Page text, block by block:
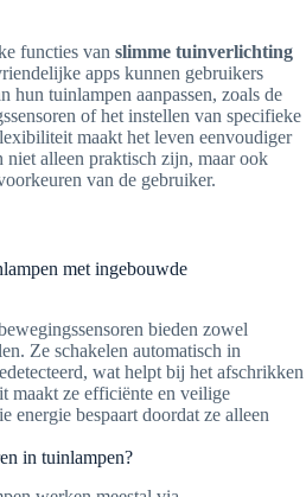
functies van slimme tuinverlichting
apps kunnen gebruikers
hun tuinlampen aanpassen, zoals de
of het instellen van specifieke
maakt het leven eenvoudiger
alleen praktisch zijn, maar ook
van de gebruiker.
met ingebouwde
bieden zowel
Ze schakelen automatisch in
wat helpt bij het afschrikken
maakt ze efficiënte en veilige
energie bespaart doordat ze alleen
in tuinlampen?